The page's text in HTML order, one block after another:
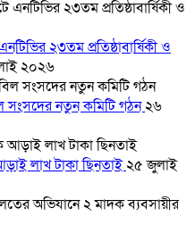
২৩তম প্রতিষ্ঠাবার্ষিকী ও
২০২৬
সংসদের নতুন কমিটি গঠন২৬
লাখ টাকা ছিনতাই২৫ জুলাই